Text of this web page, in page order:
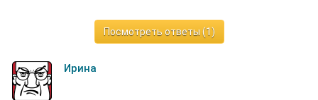
Посмотреть ответы (1)
Ирина